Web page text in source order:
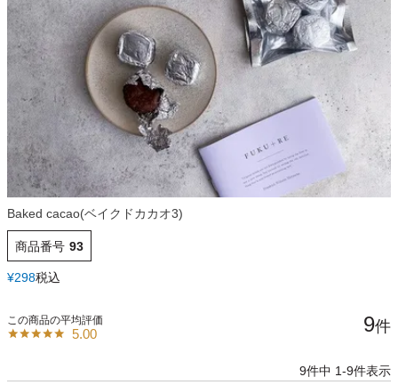
Baked cacao(ベイクドカカオ3)
商品番号 93
¥298税込
5.00 9
9件中 1-9件表示